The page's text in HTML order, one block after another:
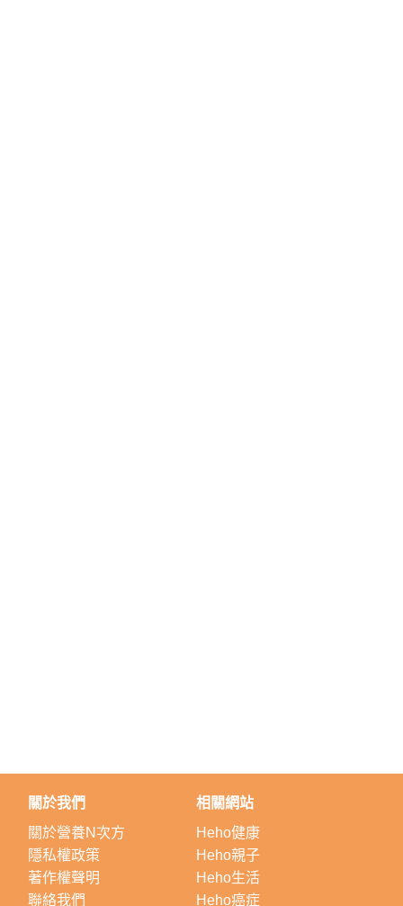
關於我們
關於營養N次方
隱私權政策
著作權聲明
聯絡我們
相關網站
Heho健康
Heho親子
Heho生活
Heho癌症